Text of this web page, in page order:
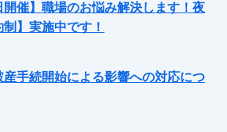
開催】職場のお悩み解決します！夜
】実施中です！
手続開始による影響への対応につ